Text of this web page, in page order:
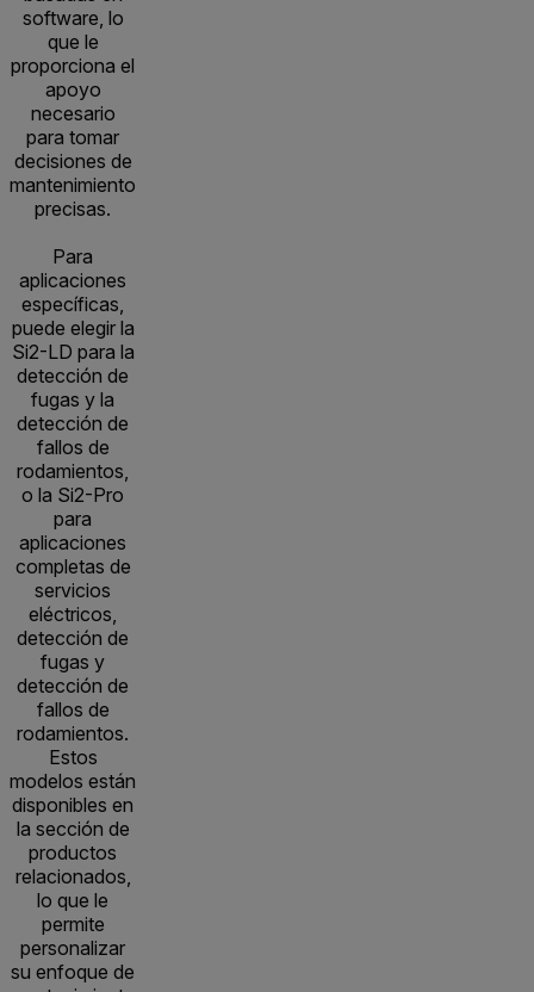
software, lo
que le
proporciona el
apoyo
necesario
para tomar
decisiones de
mantenimiento
precisas.
Para
aplicaciones
específicas,
puede elegir la
Si2-LD para la
detección de
fugas y la
detección de
fallos de
rodamientos,
o la Si2-Pro
para
aplicaciones
completas de
servicios
eléctricos,
detección de
fugas y
detección de
fallos de
rodamientos.
Estos
modelos están
disponibles en
la sección de
productos
relacionados,
lo que le
permite
personalizar
su enfoque de